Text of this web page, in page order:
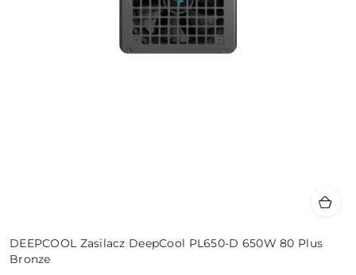
DEEPCOOL Zasilacz DeepCool PL650-D 650W 80 Plus
Bronze